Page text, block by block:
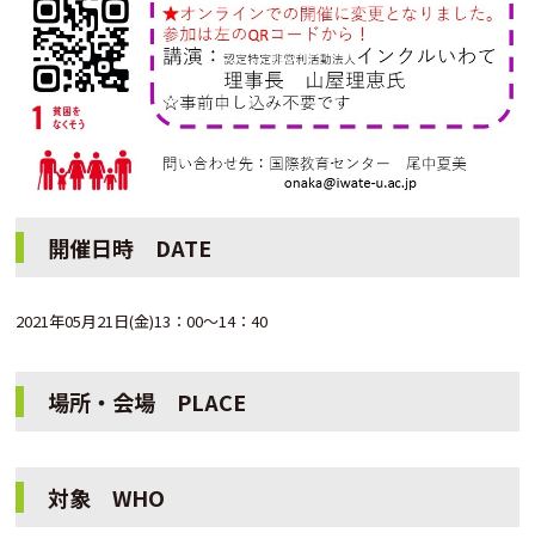
開催日時 DATE
2021年05月21日(金)13：00～14：40
場所・会場 PLACE
対象 WHO